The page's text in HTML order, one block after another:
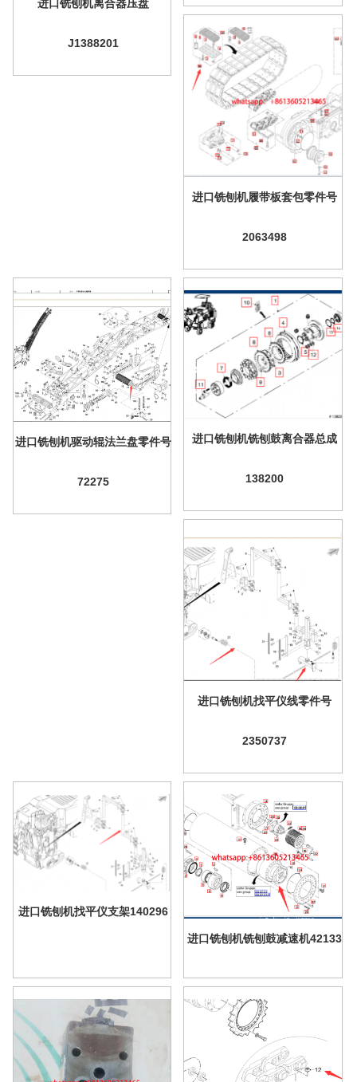
进口铣刨机离合器压盘
J1388201
进口铣刨机履带板套包零件号
2063498
进口铣刨机驱动辊法兰盘零件号
72275
进口铣刨机铣刨鼓离合器总成
138200
进口铣刨机找平仪线零件号
2350737
进口铣刨机找平仪支架140296
进口铣刨机铣刨鼓减速机42133